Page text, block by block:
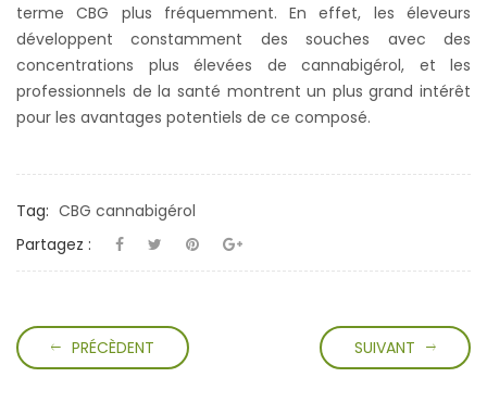
terme CBG plus fréquemment. En effet, les éleveurs
développent constamment des souches avec des
concentrations plus élevées de cannabigérol, et les
professionnels de la santé montrent un plus grand intérêt
pour les avantages potentiels de ce composé.
Tag: CBG cannabigérol
Partagez :
PRÉCÈDENT SUIVANT